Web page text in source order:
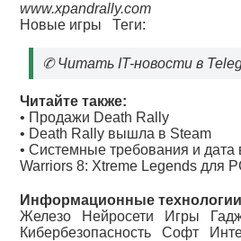
www.xpandrally.com
Новые игры Теги:
✆Читать IT-новости в
Читайте также:
• Продажи Death Rally
• Death Rally вышла в Steam
•Системные требования и дата
Warriors 8: Xtreme Legends для
Информационные технологии
Железо
Нейросети Игры
Кибербезопасность
Софт